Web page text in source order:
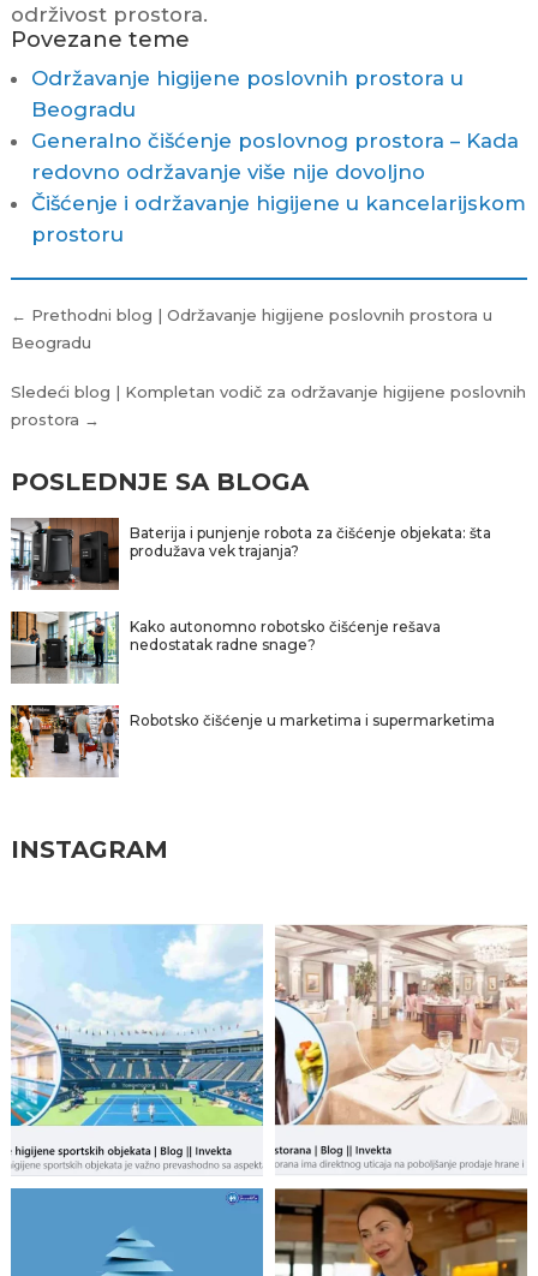
održivost prostora.
Povezane teme
Održavanje higijene poslovnih prostora u
Beogradu
Generalno čišćenje poslovnog prostora – Kada
redovno održavanje više nije dovoljno
Čišćenje i održavanje higijene u kancelarijskom
prostoru
članka
← Prethodni blog | Održavanje higijene poslovnih prostora u
Beogradu
Sledeći blog | Kompletan vodič za održavanje higijene poslovnih
prostora →
POSLEDNJE SA BLOGA
Baterija i punjenje robota za čišćenje objekata: šta
produžava vek trajanja?
Kako autonomno robotsko čišćenje rešava
nedostatak radne snage?
Robotsko čišćenje u marketima i supermarketima
INSTAGRAM